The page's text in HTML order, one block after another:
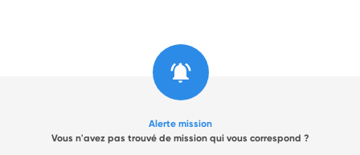
Alerte mission
Vous n'avez pas trouvé de mission qui vous correspond ?